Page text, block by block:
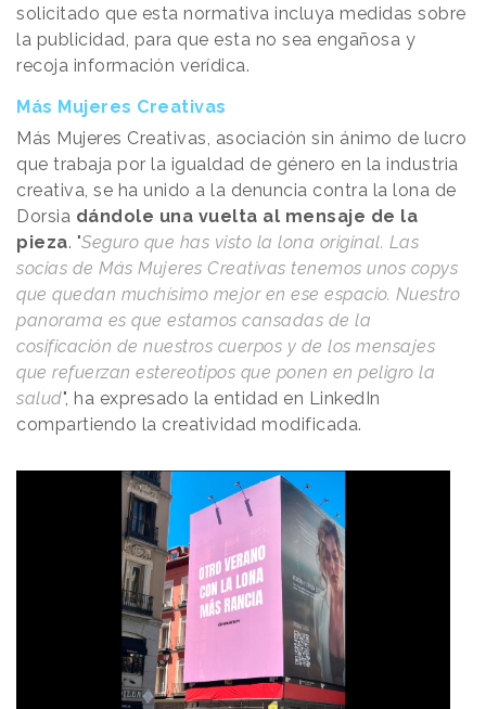
solicitado que esta normativa incluya medidas sobre
la publicidad, para que esta no sea engañosa y
recoja información verídica.
Más Mujeres Creativas
Más Mujeres Creativas, asociación sin ánimo de lucro
que trabaja por la igualdad de género en la industria
creativa, se ha unido a la denuncia contra la lona de
Dorsia dándole una vuelta al mensaje de la
pieza. "Seguro que has visto la lona original. Las
socias de Más Mujeres Creativas tenemos unos copys
que quedan muchísimo mejor en ese espacio. Nuestro
panorama es que estamos cansadas de la
cosificación de nuestros cuerpos y de los mensajes
que refuerzan estereotipos que ponen en peligro la
salud", ha expresado la entidad en LinkedIn
compartiendo la creatividad modificada.